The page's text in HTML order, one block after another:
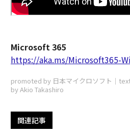
Microsoft 365
https://aka.ms/Microsoft365-
promoted by 日本マイクロソフト｜
by Akio Takashiro
関連記事